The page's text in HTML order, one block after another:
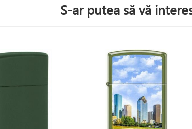
S-ar putea să vă